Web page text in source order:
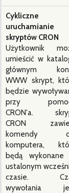
Cykliczne
uruchamianie
skryptów CRON
Użytkownik
umieścić w
głównym
WWW skrypt,
będzie
przy
CRON'a.
CRON
komendy
komputera,
będą
ustalonym
czasie.
wywołania